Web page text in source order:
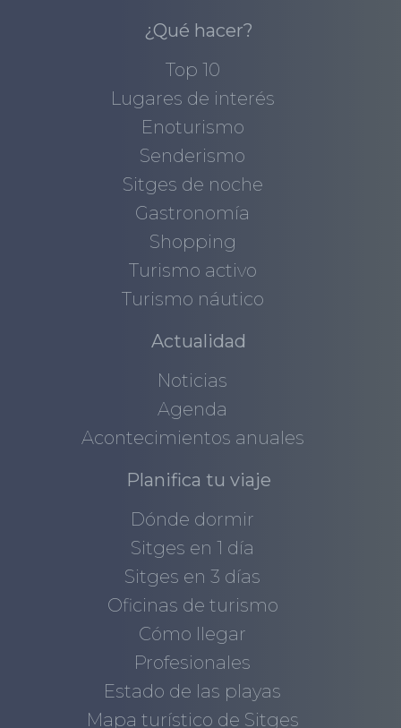
¿Qué hacer?
Top 10
Lugares de interés
Enoturismo
Senderismo
Sitges de noche
Gastronomía
Shopping
Turismo activo
Turismo náutico
Actualidad
Noticias
Agenda
Acontecimientos anuales
Planifica tu viaje
Dónde dormir
Sitges en 1 día
Sitges en 3 días
Oficinas de turismo
Cómo llegar
Profesionales
Estado de las playas
Mapa turístico de Sitges